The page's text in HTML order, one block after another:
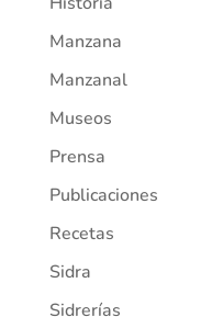
Manzana
Manzanal
Museos
Prensa
Publicaciones
Recetas
Sidra
Sidrerías